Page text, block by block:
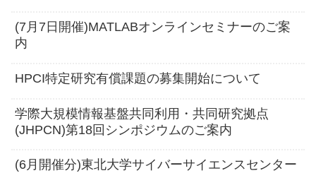
(7月7日開催)MATLABオンラインセミナーのご案
内
HPCI特定研究有償課題の募集開始について
学際大規模情報基盤共同利用・共同研究拠点
(JHPCN)第18回シンポジウムのご案内
(6月開催分)東北大学サイバーサイエンスセンター